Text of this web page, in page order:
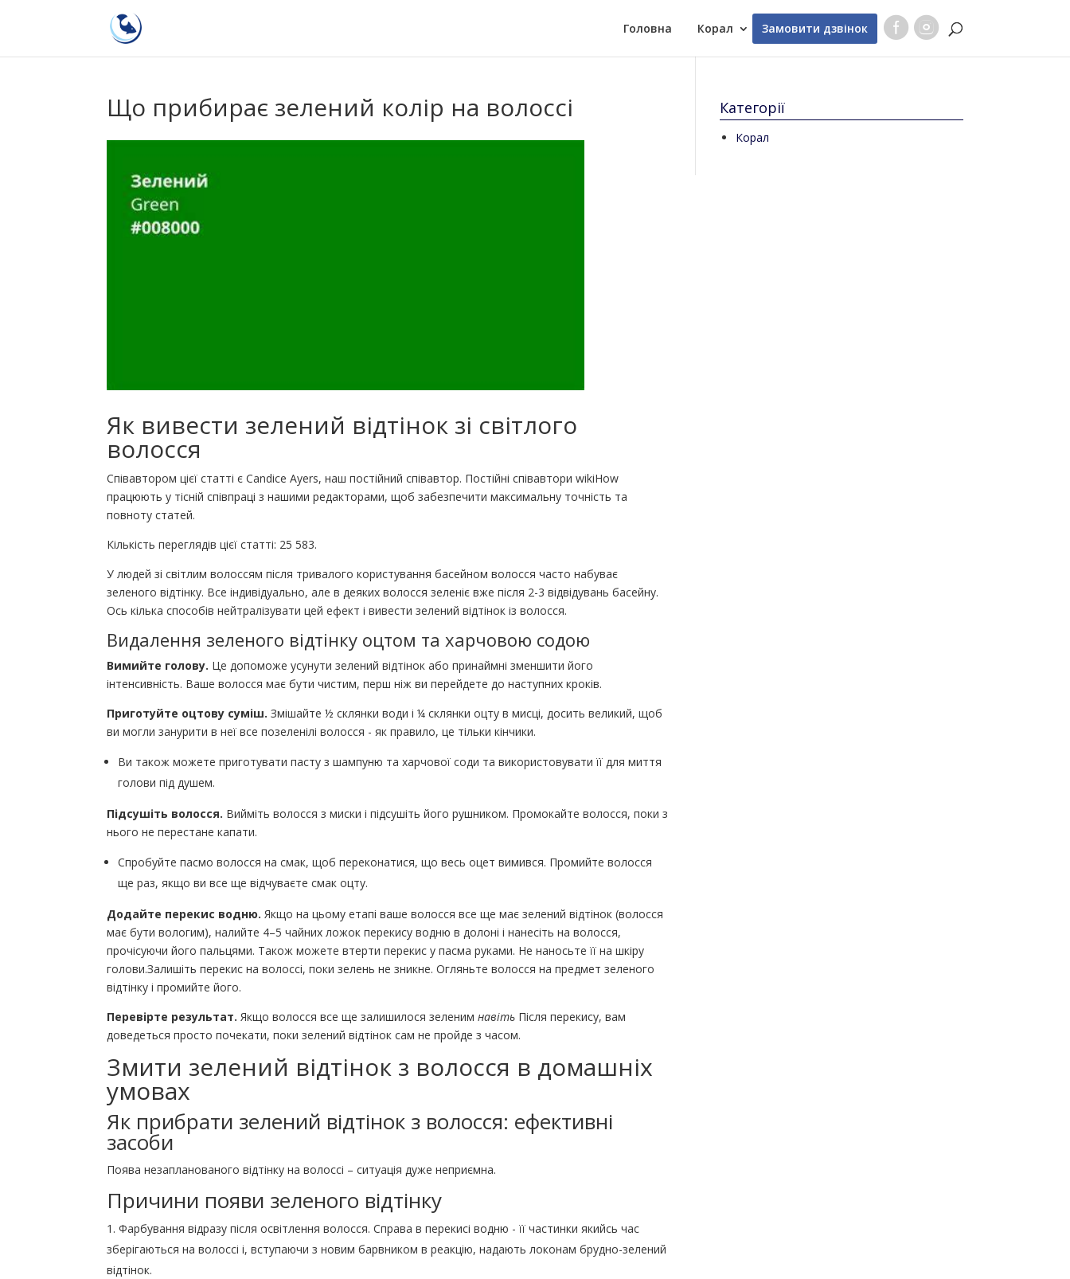
Головна Корал Замовити дзвінок
Що прибирає зелений колір на волоссі
Як вивести зелений відтінок зі світлого
волосся
Співавтором цієї статті є Candice Ayers, наш постійний співавтор. Постійні співавтори wikiHow
працюють у тісній співпраці з нашими редакторами, щоб забезпечити максимальну точність та
повноту статей.
Кількість переглядів цієї статті: 25 583.
У людей зі світлим волоссям після тривалого користування басейном волосся часто набуває
зеленого відтінку. Все індивідуально, але в деяких волосся зеленіє вже після 2-3 відвідувань басейну.
Ось кілька способів нейтралізувати цей ефект і вивести зелений відтінок із волосся.
Видалення зеленого відтінку оцтом та харчовою содою
Вимийте голову. Це допоможе усунути зелений відтінок або принаймні зменшити його
інтенсивність. Ваше волосся має бути чистим, перш ніж ви перейдете до наступних кроків.
Приготуйте оцтову суміш. Змішайте ½ склянки води і ¼ склянки оцту в мисці, досить великий, щоб
ви могли занурити в неї все позеленілі волосся - як правило, це тільки кінчики.
Ви також можете приготувати пасту з шампуню та харчової соди та використовувати її для миття
голови під душем.
Підсушіть волосся. Вийміть волосся з миски і підсушіть його рушником. Промокайте волосся, поки з
нього не перестане капати.
Спробуйте пасмо волосся на смак, щоб переконатися, що весь оцет вимився. Промийте волосся
ще раз, якщо ви все ще відчуваєте смак оцту.
Додайте перекис водню. Якщо на цьому етапі ваше волосся все ще має зелений відтінок (волосся
має бути вологим), налийте 4–5 чайних ложок перекису водню в долоні і нанесіть на волосся,
прочісуючи його пальцями. Також можете втерти перекис у пасма руками. Не наносьте її на шкіру
голови.Залишіть перекис на волоссі, поки зелень не зникне. Огляньте волосся на предмет зеленого
відтінку і промийте його.
Перевірте результат. Якщо волосся все ще залишилося зеленимнавіть Після перекису, вам
доведеться просто почекати, поки зелений відтінок сам не пройде з часом.
Змити зелений відтінок з волосся в домашніх
умовах
Як прибрати зелений відтінок з волосся: ефективні
засоби
Поява незапланованого відтінку на волоссі – ситуація дуже неприємна.
Причини появи зеленого відтінку
Фарбування відразу після освітлення волосся. Справа в перекисі водню - її частинки якийсь час
зберігаються на волоссі і, вступаючи з новим барвником в реакцію, надають локонам брудно-зелений
відтінок.
Категорії
Корал